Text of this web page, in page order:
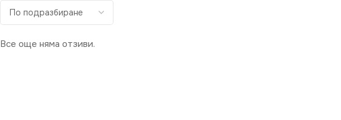
Все още няма отзиви.